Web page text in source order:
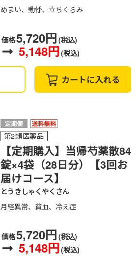
めまい、動悸、立ちくらみ
価格5,720円 (税込)
5,148円 (税込)
カートに入れる
第2類医薬品
【定期購入】当帰芍薬散84
錠×4袋（28日分）【3回お
届けコース】
とうきしゃくやくさん
月経異常、貧血、冷え症
価格5,720円 (税込)
5,148円 (税込)